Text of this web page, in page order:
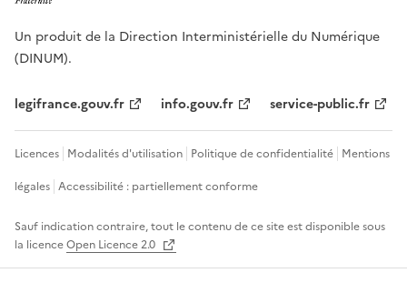
Un produit de la Direction Interministérielle du Numérique
(DINUM).
legifrance.gouv.fr info.gouv.fr service-public.fr
Licences Modalités d'utilisation Politique de confidentialité Mentions
légales Accessibilité : partiellement conforme
Sauf indication contraire, tout le contenu de ce site est disponible sous
la licenceOpen Licence 2.0